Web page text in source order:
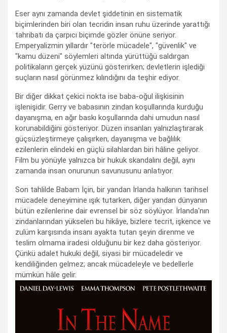
Eser aynı zamanda devlet şiddetinin en sistematik
biçimlerinden biri olan tecridin insan ruhu üzerinde yarattığı
tahribatı da çarpıcı biçimde gözler önüne seriyor.
Emperyalizmin yıllardır "terörle mücadele", "güvenlik" ve
"kamu düzeni" söylemleri altında yürüttüğü saldırgan
politikaların gerçek yüzünü gösterirken; devletlerin işlediği
suçların nasıl görünmez kılındığını da teşhir ediyor.
Bir diğer dikkat çekici nokta ise baba-oğul ilişkisinin
işlenişidir. Gerry ve babasının zindan koşullarında kurduğu
dayanışma, en ağır baskı koşullarında dahi umudun nasıl
korunabildiğini gösteriyor. Düzen insanları yalnızlaştırarak
güçsüzleştirmeye çalışırken, dayanışma ve bağlılık
ezilenlerin elindeki en güçlü silahlardan biri hâline geliyor.
Film bu yönüyle yalnızca bir hukuk skandalını değil, aynı
zamanda insan onurunun savunusunu anlatıyor.
Son tahlilde Babam İçin, bir yandan İrlanda halkının tarihsel
mücadele deneyimine ışık tutarken, diğer yandan dünyanın
bütün ezilenlerine dair evrensel bir söz söylüyor. İrlanda'nın
zindanlarından yükselen bu hikâye, bizlere tecrit, işkence ve
zulüm karşısında insanı ayakta tutan şeyin direnme ve
teslim olmama iradesi olduğunu bir kez daha gösteriyor.
Çünkü adalet hukuki değil, siyasi bir mücadeledir ve
kendiliğinden gelmez; ancak mücadeleyle ve bedellerle
mümkün hâle gelir.